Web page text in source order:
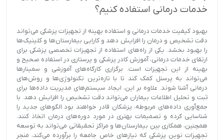
خدمات درمانی استفاده کنیم؟
بهبود کیفیت خدمات درمانی و استفاده بهینه از تجهیزات پزشکی می‌تواند
دقت تشخیص و درمان را افزایش دهد و کارایی بیمارستان‌ها و کلینیک‌ها
را بهبود بخشد. یکی از راه‌های استفاده از تجهیزات تخصصی پزشکی برای
ارتقای خدمات درمانی، آموزش کادر پزشکی و پرستاری در استفاده صحیح و
بهینه از این تجهیزات است. برگزاری کارگاه‌های آموزشی و سمینارها
می‌تواند به پرسنل کمک کند تا با تازه‌ترین تکنولوژی‌ها و روش‌های
درمانی آشنا شوند. علاوه بر این، ایجاد سیستم‌های مدیریت داده‌ها برای
ثبت و تحلیل اطلاعات بیماران می‌تواند دقت تشخیص را افزایش دهد. با
جمع‌آوری داده‌های مربوطه، پزشکان قادر خواهند بود الگوهای جدید را
شناسایی کرده و تصمیمات بهتری در مورد دوره‌های درمان اتخاذ کنند.
همچنین، همکاری بین بیمارستان‌ها و مراکز تحقیقاتی می‌تواند به توسعه
تجهیزات نوین پزشکی که نیازهای خاص جامعه را برآورده می‌کند، منجر